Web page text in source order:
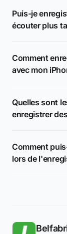
Puis-je
écouter plus
Comment
avec mon
Quelles sont
enregistrer
Comment
lors de